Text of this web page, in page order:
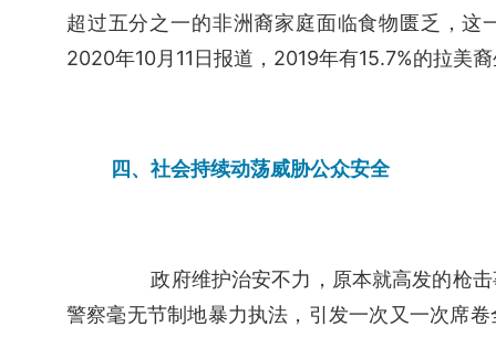
超过五分之一的非洲裔家庭面临食物匮乏，
2020年10月11日报道，2019年有15.7%的拉美
四、社会持续动荡威胁公众安全
政府维护治安不力，原本就高发的枪击
警察毫无节制地暴力执法，引发一次又一次席